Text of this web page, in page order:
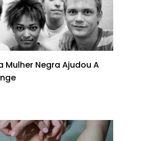
Mulher Negra Ajudou A